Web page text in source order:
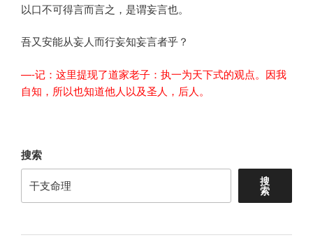
以口不可得言而言之，是谓妄言也。
吾又安能从妄人而行妄知妄言者乎？
—-记：这里提现了道家老子：执一为天下式的观点。因我
自知，所以也知道他人以及圣人，后人。
搜索
搜
索